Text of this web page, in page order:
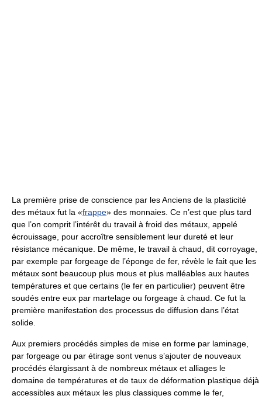
La première prise de conscience par les Anciens de la plasticité
des métaux fut la «frappe» des monnaies. Ce n’est que plus tard
que l’on comprit l’intérêt du travail à froid des métaux, appelé
écrouissage, pour accroître sensiblement leur dureté et leur
résistance mécanique. De même, le travail à chaud, dit corroyage,
par exemple par forgeage de l’éponge de fer, révèle le fait que les
métaux sont beaucoup plus mous et plus malléables aux hautes
températures et que certains (le fer en particulier) peuvent être
soudés entre eux par martelage ou forgeage à chaud. Ce fut la
première manifestation des processus de diffusion dans l’état
solide.
Aux premiers procédés simples de mise en forme par laminage,
par forgeage ou par étirage sont venus s’ajouter de nouveaux
procédés élargissant à de nombreux métaux et alliages le
domaine de températures et de taux de déformation plastique déjà
accessibles aux métaux les plus classiques comme le fer,